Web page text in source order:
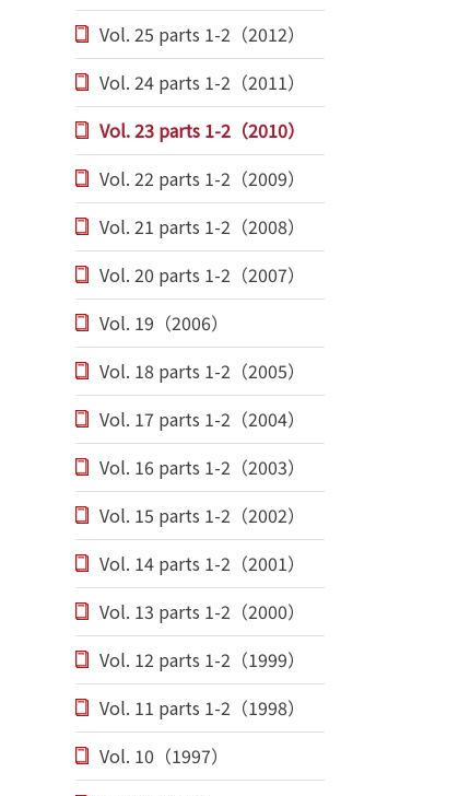
Vol. 25 parts 1-2（2012）
Vol. 24 parts 1-2（2011）
Vol. 23 parts 1-2（2010）
Vol. 22 parts 1-2（2009）
Vol. 21 parts 1-2（2008）
Vol. 20 parts 1-2（2007）
Vol. 19（2006）
Vol. 18 parts 1-2（2005）
Vol. 17 parts 1-2（2004）
Vol. 16 parts 1-2（2003）
Vol. 15 parts 1-2（2002）
Vol. 14 parts 1-2（2001）
Vol. 13 parts 1-2（2000）
Vol. 12 parts 1-2（1999）
Vol. 11 parts 1-2（1998）
Vol. 10（1997）